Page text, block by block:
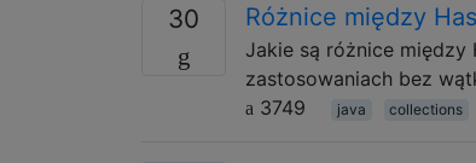
30 Różnice między
Jakie są różnice między
zastosowaniach bez
3749
java collections